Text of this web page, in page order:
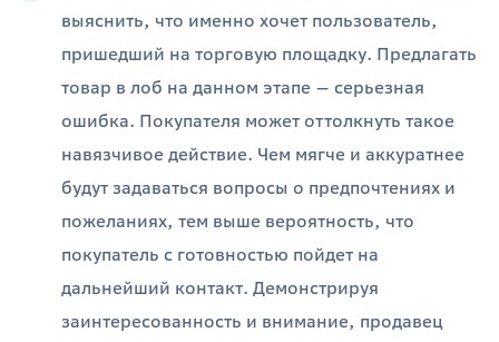
выяснить, что именно хочет пользователь,
пришедший на торговую площадку. Предлагать
товар в лоб на данном этапе — серьезная
ошибка. Покупателя может оттолкнуть такое
навязчивое действие. Чем мягче и аккуратнее
будут задаваться вопросы о предпочтениях и
пожеланиях, тем выше вероятность, что
покупатель с готовностью пойдет на
дальнейший контакт. Демонстрируя
заинтересованность и внимание, продавец